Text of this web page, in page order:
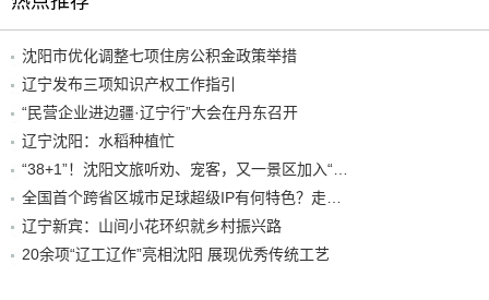
沈阳市优化调整七项住房公积金政策举措
辽宁发布三项知识产权工作指引
“民营企业进边疆·辽宁行”大会在丹东召开
辽宁沈阳：水稻种植忙
辽宁新宾：山间小花环织就乡村振兴路
20余项“辽工辽作”亮相沈阳 展现优秀传统工艺